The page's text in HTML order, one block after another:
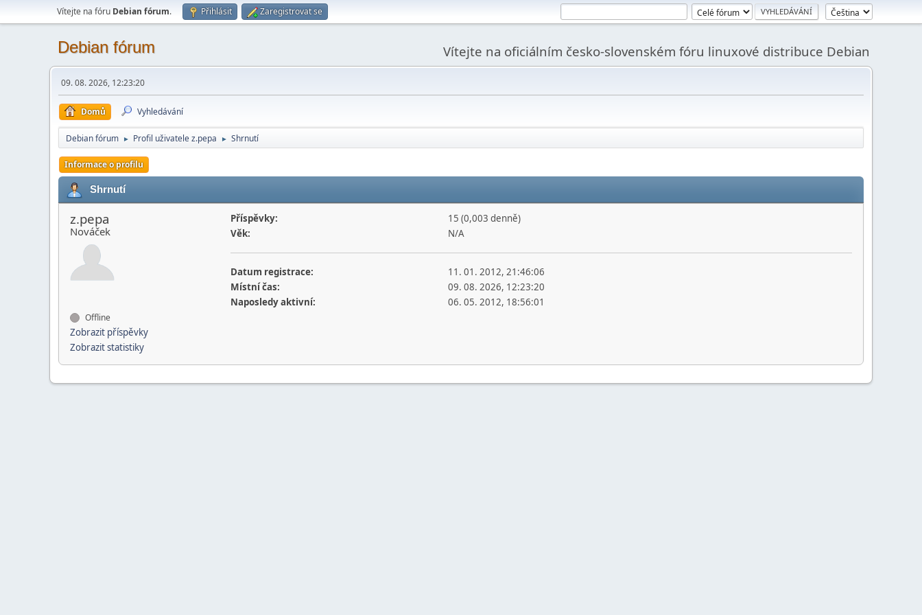
Vítejte na fóru Debian fórum. Přihlásit Zaregistrovat se
Debian fórum Vítejte na oficiálním česko-slovenském fóru linuxové distribuce Debian
09. 08. 2026, 12:23:20
Domů Vyhledávání
Debian fórum ► Profil uživatele z.pepa ► Shrnutí
Informace o profilu
Shrnutí
z.pepa
Nováček
Offline
Zobrazit příspěvky
Zobrazit statistiky
Příspěvky:
15 (0,003 denně)
Věk:
N/A
Datum registrace:
11. 01. 2012, 21:46:06
Místní čas:
09. 08. 2026, 12:23:20
Naposledy aktivní:
06. 05. 2012, 18:56:01